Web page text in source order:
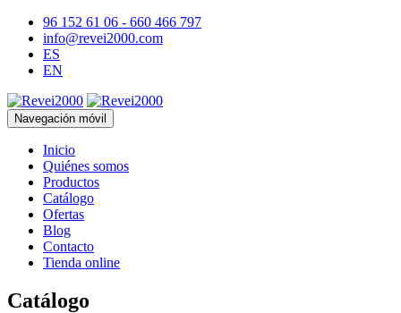
96 152 61 06 - 660 466 797
info@revei2000.com
ES
EN
Navegación móvil
Inicio
Quiénes somos
Productos
Catálogo
Ofertas
Blog
Contacto
Tienda online
Catálogo